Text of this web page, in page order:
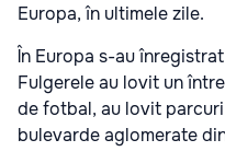
Europa, în ultimele zile.
În Europa s-au
Fulgerele au lovit un
de fotbal, au lovit
bulevarde aglomerate